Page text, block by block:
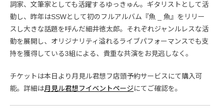
詞家、文筆家としても活躍するゆっきゅん。ギタリストとして活
動し、昨年はSSWとして初のフルアルバム『魚 _ 魚』をリリー
スし大きな話題を呼んだ細井徳太郎。それぞれジャンルレスな活
動を展開し、オリジナリティ溢れるライブパフォーマンスでも支
持を獲得している3組による、貴重な共演をお見逃しなく。
チケットは本日より月見ル君想フ店頭予約サービスにて購入可
能。詳細は月見ル君想フイベントページにてご確認を。